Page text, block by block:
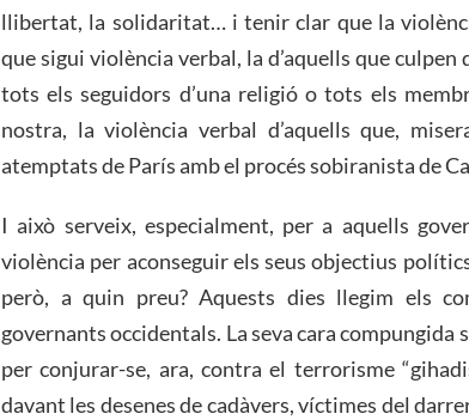
llibertat, la solidaritat… i tenir clar que la
que sigui violència verbal, la d’aquells que
tots els seguidors d’una religió o tots els
nostra, la violència verbal d’aquells que,
atemptats de París amb el procés sobiranista de
I això serveix, especialment, per a aquells
violència per aconseguir els seus objectius
però, a quin preu? Aquests dies llegim els
governants occidentals. La seva cara
per conjurar-se, ara, contra el terrorisme
davant les desenes de cadàvers, víctimes del